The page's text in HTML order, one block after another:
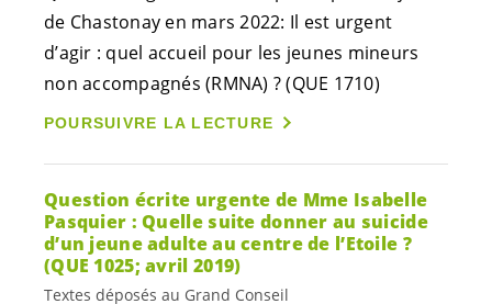
de Chastonay en mars 2022: Il est urgent
d’agir : quel accueil pour les jeunes mineurs
non accompagnés (RMNA) ? (QUE 1710)
POURSUIVRE LA LECTURE
Question écrite urgente de Mme Isabelle
Pasquier : Quelle suite donner au suicide
d’un jeune adulte au centre de l’Etoile ?
(QUE 1025; avril 2019)
Textes déposés au Grand Conseil